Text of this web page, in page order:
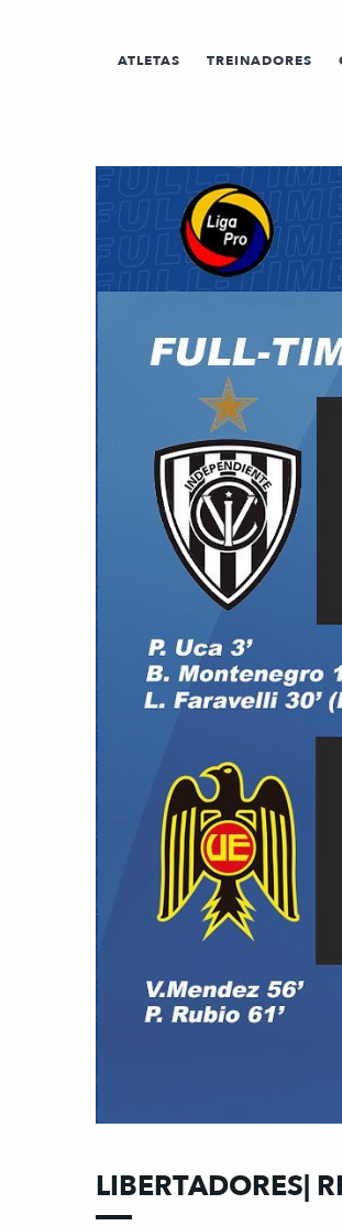
ATLETAS TREINADORES
LIBERTADORES|